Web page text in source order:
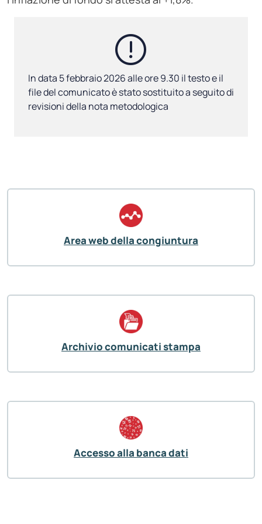
In data 5 febbraio 2026 alle ore 9.30 il testo e il
file del comunicato è stato sostituito a seguito di
revisioni della nota metodologica
Area web della congiuntura
Archivio comunicati stampa
Accesso alla banca dati